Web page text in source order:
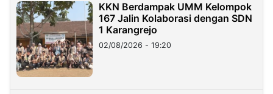
KKN Berdampak UMM Kelompok
167 Jalin Kolaborasi dengan SDN
1 Karangrejo
02/08/2026 - 19:20